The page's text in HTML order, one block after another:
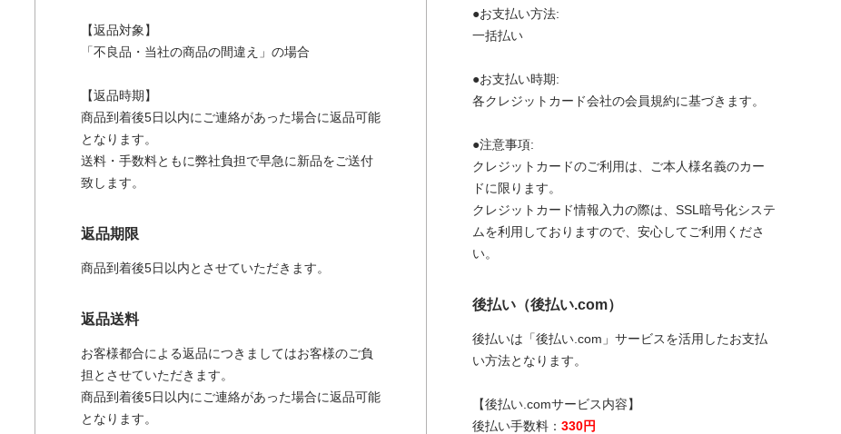
【返品対象】
「不良品・当社の商品の間違え」の場合
【返品時期】
商品到着後5日以内にご連絡があった場合に返品可能
となります。
送料・手数料ともに弊社負担で早急に新品をご送付
致します。
返品期限
商品到着後5日以内とさせていただきます。
返品送料
お客様都合による返品につきましてはお客様のご負
担とさせていただきます。
商品到着後5日以内にご連絡があった場合に返品可能
となります。
●お支払い方法:
一括払い
●お支払い時期:
各クレジットカード会社の会員規約に基づきます。
●注意事項:
クレジットカードのご利用は、ご本人様名義のカー
ドに限ります。
クレジットカード情報入力の際は、SSL暗号化システ
ムを利用しておりますので、安心してご利用くださ
い。
後払い（後払い.com）
後払いは「後払い.com」サービスを活用したお支払
い方法となります。
【後払い.comサービス内容】
後払い手数料： 330円